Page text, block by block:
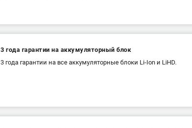
3 года гарантии на аккумуляторный блок
3 года гарантии на все аккумуляторные блоки Li-Ion и LiHD.